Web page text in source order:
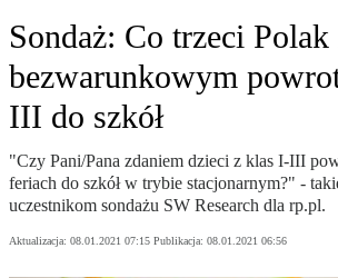
Sondaż: Co trzeci Polak
bezwarunkowym
III do szkół
"Czy Pani/Pana zdaniem dzieci z klas I-III
feriach do szkół w trybie stacjonarnym?" -
uczestnikom sondażu SW Research dla rp.pl.
Aktualizacja: 08.01.2021 07:15 Publikacja: 08.01.2021 06:56